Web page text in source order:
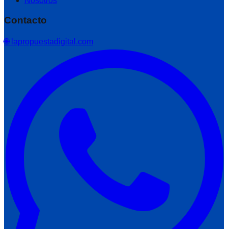
Contacto
🌐 lapropuestadigital.com